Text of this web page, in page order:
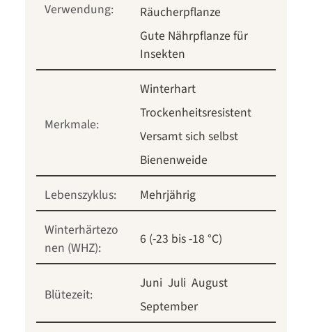
Verwendung:
Räucherpflanze
Gute Nährpflanze für
Insekten
Merkmale:
Winterhart
Trockenheitsresistent
Versamt sich selbst
Bienenweide
Lebenszyklus:
Mehrjährig
Winterhärtezo
nen (WHZ):
6 (-23 bis -18 °C)
Blütezeit:
Juni Juli August
September